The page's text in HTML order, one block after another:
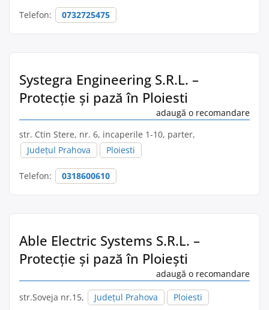
Telefon: 0732725475
Systegra Engineering S.R.L. –
Protecție și pază în Ploiesti
adaugă o recomandare
str. Ctin Stere, nr. 6, incaperile 1-10, parter,
Județul Prahova
Ploiesti
Telefon: 0318600610
Able Electric Systems S.R.L. –
Protecție și pază în Ploieşti
adaugă o recomandare
str.Soveja nr.15, Județul Prahova Ploiesti